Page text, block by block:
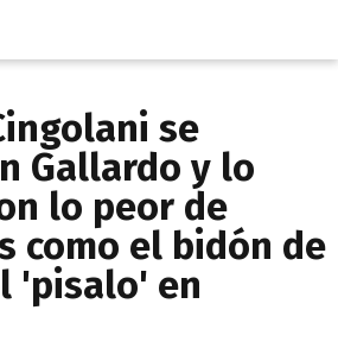
se
Gallardo y lo
lo peor de
como el bidón de
'pisalo' en